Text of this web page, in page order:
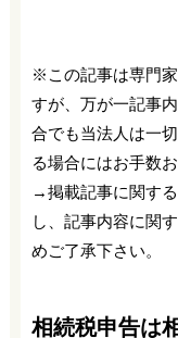
※この記事は専門
すが、万が一記事
合でも当法人は一
る場合にはお手数
→掲載記事に関す
し、記事内容に関
めご了承下さい。
相続税申告は